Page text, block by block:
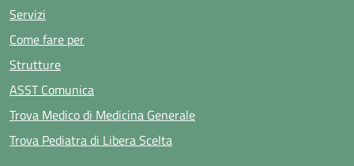
Servizi
Come fare per
Strutture
ASST Comunica
Trova Medico di Medicina Generale
Trova Pediatra di Libera Scelta